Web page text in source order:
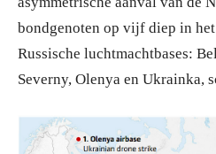
bondgenoten op vijf diep in
Russische luchtmachtbases:
Severny, Olenya en Ukrainka,